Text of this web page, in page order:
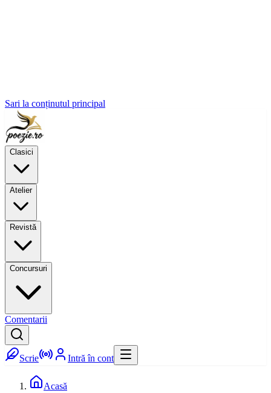
Sari la conținutul principal
Clasici
Atelier
Revistă
Concursuri
Comentarii
Scrie Intră în cont
Acasă